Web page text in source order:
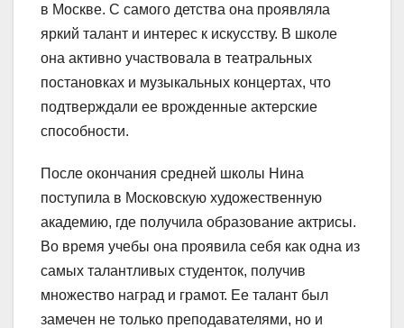
в Москве. С самого детства она проявляла
яркий талант и интерес к искусству. В школе
она активно участвовала в театральных
постановках и музыкальных концертах, что
подтверждали ее врожденные актерские
способности.
После окончания средней школы Нина
поступила в Московскую художественную
академию, где получила образование актрисы.
Во время учебы она проявила себя как одна из
самых талантливых студенток, получив
множество наград и грамот. Ее талант был
замечен не только преподавателями, но и